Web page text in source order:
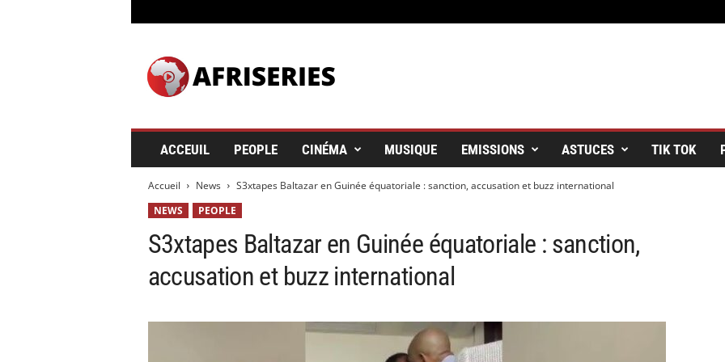
ACCEUIL PEOPLE CINÉMA MUSIQUE EMISSIONS ASTUCES TIK TOK
Accueil News
S3xtapes Baltazar en Guinée équatoriale : sanction, accusation et buzz international
NEWS
PEOPLE
S3xtapes Baltazar en Guinée équatoriale : sanction,
accusation et buzz international